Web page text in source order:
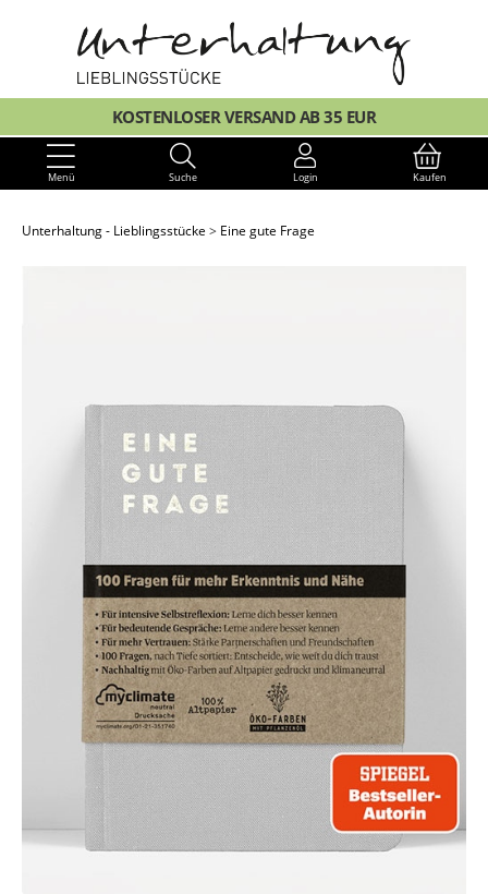
KOSTENLOSER VERSAND AB 35 EUR
Menü Suche Login Kaufen
Unterhaltung - Lieblingsstücke Eine gute Frage